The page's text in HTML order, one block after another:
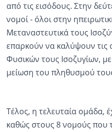
από τις εισόδους. Στην
νομοί - όλοι στην
Μεταναστευτικά τους
επαρκούν να καλύψουν τις
Φυσικών τους Ισοζυγίων,
μείωση του πληθυσμού
Τέλος, η τελευταία ομάδα,
καθώς στους 8 νομούς που